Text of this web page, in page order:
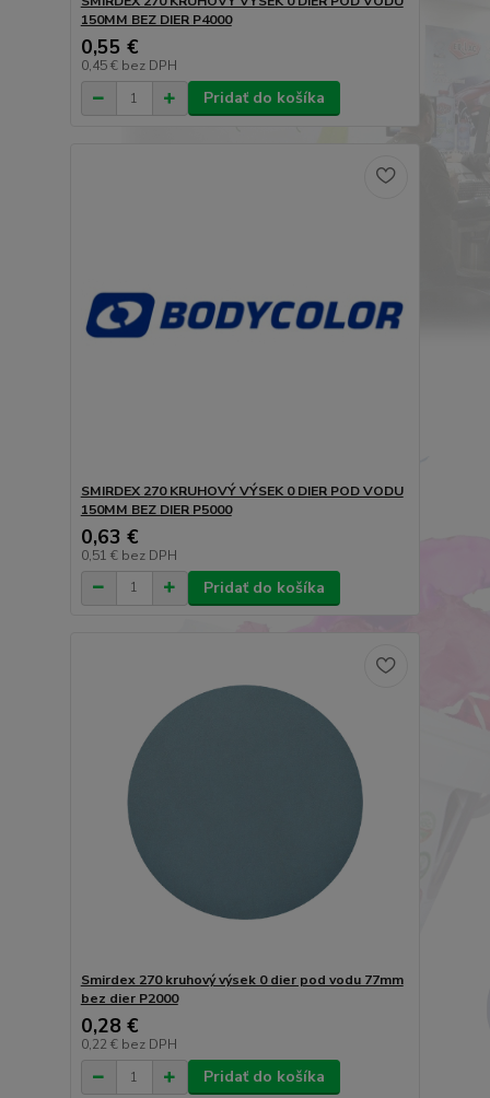
150MM BEZ DIER P4000
0,55 €
0,45 € bez DPH
Pridať do košíka
SMIRDEX 270 KRUHOVÝ VÝSEK 0 DIER POD VODU
150MM BEZ DIER P5000
0,63 €
0,51 € bez DPH
Pridať do košíka
Smirdex 270 kruhový výsek 0 dier pod vodu 77mm
bez dier P2000
0,28 €
0,22 € bez DPH
Pridať do košíka